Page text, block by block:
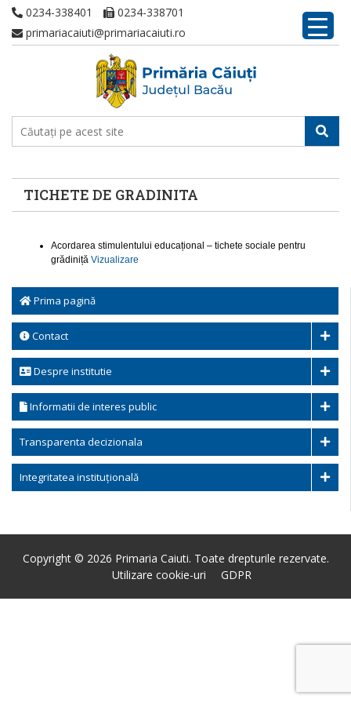
0234-338401
0234-338701
primariacaiuti@primariacaiuti.ro
TICHETE DE GRADINITA
Prima pagină
Contact
Despre institutie
Informatii de interes public
Transparenta decizionala
Integritatea instituțională
Acordarea stimulentului educațional – tichete sociale pentru
grădiniță Vizualizare
Copyright © 2026 Primaria Caiuti. Toate drepturile rezervate.
Utilizare cookie-uri
GDPR